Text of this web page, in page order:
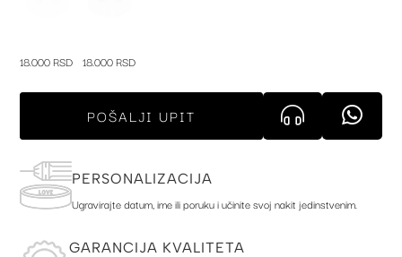
18.000 RSD 18.000 RSD
POŠALJI UPIT
PERSONALIZACIJA
Ugravirajte datum, ime ili poruku i učinite svoj nakit jedinstvenim.
GARANCIJA KVALITETA